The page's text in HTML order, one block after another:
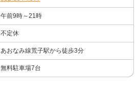
午前9時～21時
不定休
あおなみ線荒子駅から徒歩3分
無料駐車場7台